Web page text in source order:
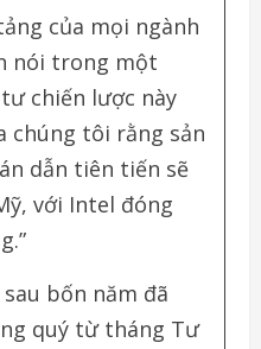
của mọi ngành
nói trong một
chiến lược này
chúng tôi rằng sản
dẫn tiên tiến sẽ
với Intel đóng
bốn năm đã
quý từ tháng Tư